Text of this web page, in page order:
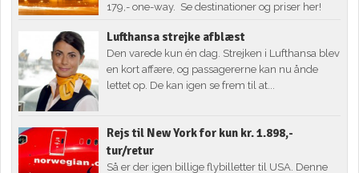
179,- one-way. Se destinationer og priser her!
Lufthansa strejke afblæst
Den varede kun én dag. Strejken i Lufthansa blev
en kort affære, og passagererne kan nu ånde
lettet op. De kan igen se frem til at...
Rejs til New York for kun kr. 1.898,-
tur/retur
Så er der igen billige flybilletter til USA. Denne